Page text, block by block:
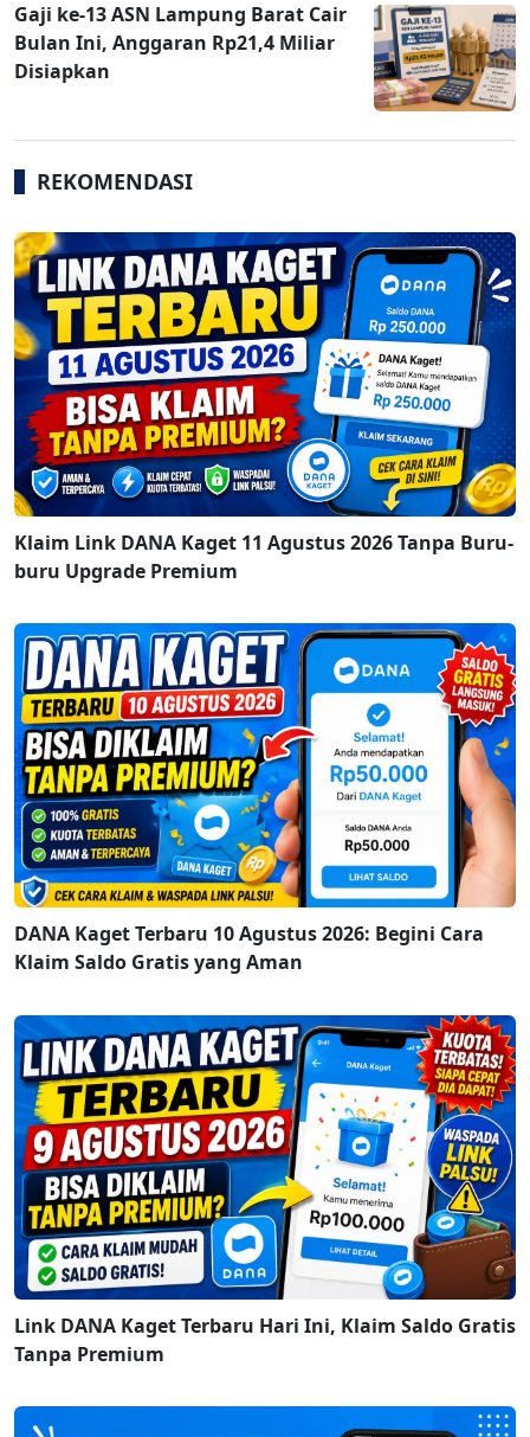
Gaji ke-13 ASN Lampung Barat Cair
Bulan Ini, Anggaran Rp21,4 Miliar
Disiapkan
REKOMENDASI
Klaim Link DANA Kaget 11 Agustus 2026 Tanpa Buru-
buru Upgrade Premium
DANA Kaget Terbaru 10 Agustus 2026: Begini Cara
Klaim Saldo Gratis yang Aman
Link DANA Kaget Terbaru Hari Ini, Klaim Saldo Gratis
Tanpa Premium